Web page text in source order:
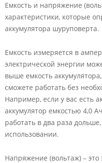
Емкость и напряжение
характеристики, которые
аккумулятора шуруповерта.
Емкость измеряется в
электрической энергии
выше емкость
сможете работать без
Например, если у вас есть
аккумулятор емкостью 4,0
работать в два раза
использовании.
Напряжение (вольтаж) –